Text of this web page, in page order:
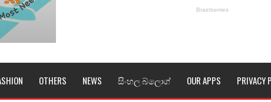
Song Lyrics - ලස්සන අම්මා ගීතයේ පද පෙළ
Lyrics - ගේමක් දීලා ගීතයේ පද පෙළ
OTHERS NEWS සිංහල බ්ලොග් OUR APPS PRIVACY